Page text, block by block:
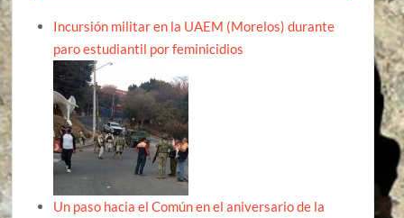
Incursión militar en la UAEM (Morelos) durante
paro estudiantil por feminicidios
Un paso hacia el Común en el aniversario de la